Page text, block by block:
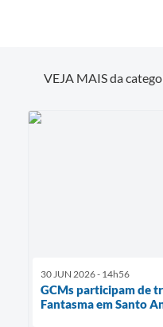
VEJA MAIS da
30 JUN 2026 - 14h56
GCMs participam de
Fantasma em Santo